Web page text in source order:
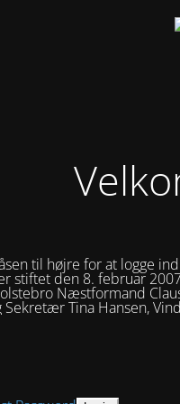
til højre for at logge
stiftet den 8. februar
Næstformand
Tina Hansen,